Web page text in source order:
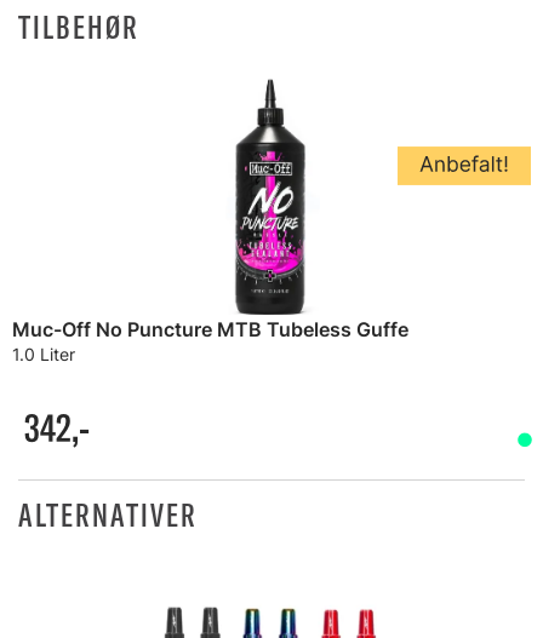
TILBEHØR
Muc-Off No Puncture MTB Tubeless Guffe
1.0 Liter
342,-
ALTERNATIVER